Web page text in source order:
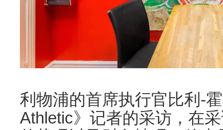
利物浦的首席执行官比利-
Athletic》记者的采访，在